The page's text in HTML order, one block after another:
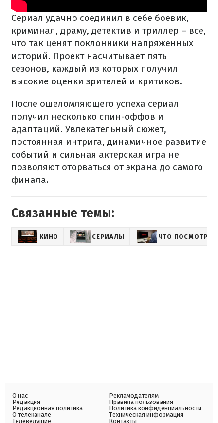
Сериал удачно соединил в себе боевик,
криминал, драму, детектив и триллер – все,
что так ценят поклонники напряженных
историй. Проект насчитывает пять
сезонов, каждый из которых получил
высокие оценки зрителей и критиков.
После ошеломляющего успеха сериал
получил несколько спин-оффов и
адаптаций. Увлекательный сюжет,
постоянная интрига, динамичное развитие
событий и сильная актерская игра не
позволяют оторваться от экрана до самого
финала.
Связанные темы:
КИНО СЕРИАЛЫ ЧТО
О нас
Редакция
Редакционная политика
О телеканале
Телеведущие
Рекламодателям
Правила пользования
Политика конфиденциальности
Техническая информация
Контакты